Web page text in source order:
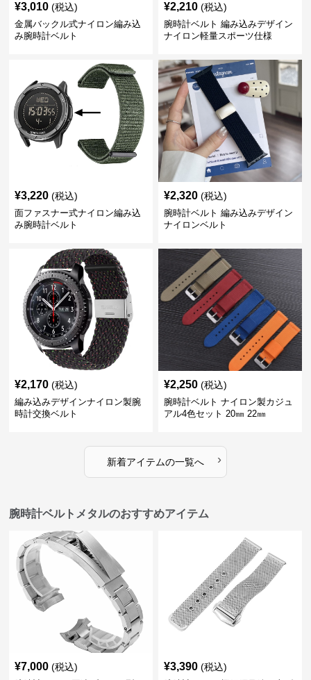
¥3,010 (税込)
金属バックル式ナイロン編み込
み腕時計ベルト
¥2,210 (税込)
腕時計ベルト 編み込みデザイン
ナイロン軽量スポーツ仕様
¥3,220 (税込)
面ファスナー式ナイロン編み込
み腕時計ベルト
¥2,320 (税込)
腕時計ベルト 編み込みデザイン
ナイロンベルト
¥2,170 (税込)
編み込みデザインナイロン製腕
時計交換ベルト
¥2,250 (税込)
腕時計ベルト ナイロン製カジュ
アル4色セット 20㎜ 22㎜
新着アイテムの一覧へ ›
腕時計ベルトメタルのおすすめアイテム
¥7,000 (税込) ¥3,390 (税込)